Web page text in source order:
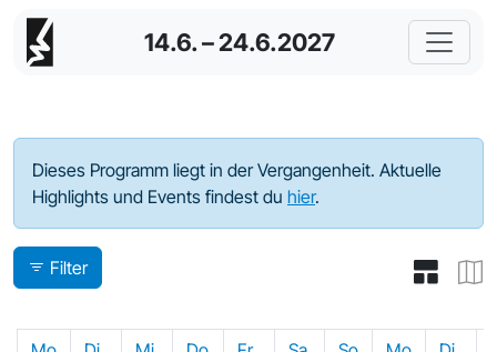
14.6. – 24.6.2027
Programm - 2024
Dieses Programm liegt in der Vergangenheit. Aktuelle
Highlights und Events findest du hier.
Filter